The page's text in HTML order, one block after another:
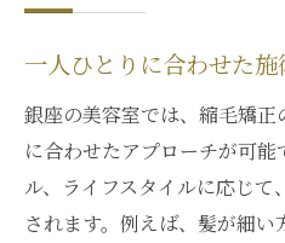
一人ひとりに合わせた
銀座の美容室では、縮毛矯正
に合わせたアプローチが可
ル、ライフスタイルに応じ
されます。例えば、髪が細